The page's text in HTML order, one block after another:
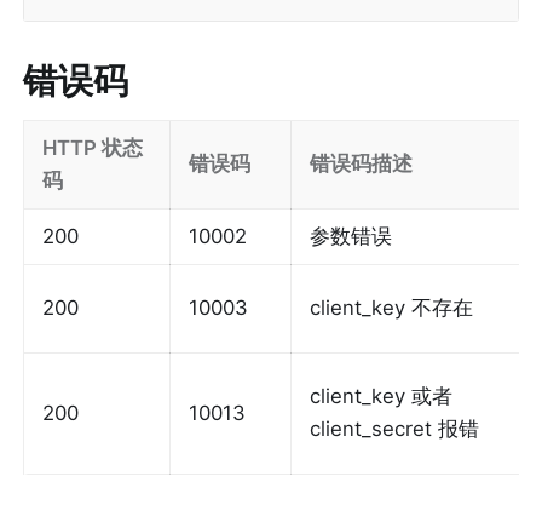
错误码
HTTP 状态
码
错误码 错误码描述
200 10002 参数错误
200 10003 client_key 不存在
200 10013
client_key 或者
client_secret 报错